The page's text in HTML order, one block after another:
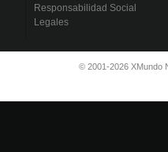
Responsabilidad Social
Legales
© 2001-2026 XMundo